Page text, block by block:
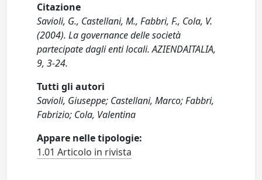
Citazione
Savioli, G., Castellani, M., Fabbri, F., Cola, V.
(2004). La governance delle società
partecipate dagli enti locali. AZIENDAITALIA,
9, 3-24.
Tutti gli autori
Savioli, Giuseppe; Castellani, Marco; Fabbri,
Fabrizio; Cola, Valentina
Appare nelle tipologie:
1.01 Articolo in rivista